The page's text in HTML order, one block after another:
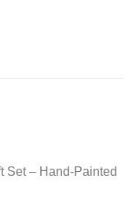
Set – Hand-Painted